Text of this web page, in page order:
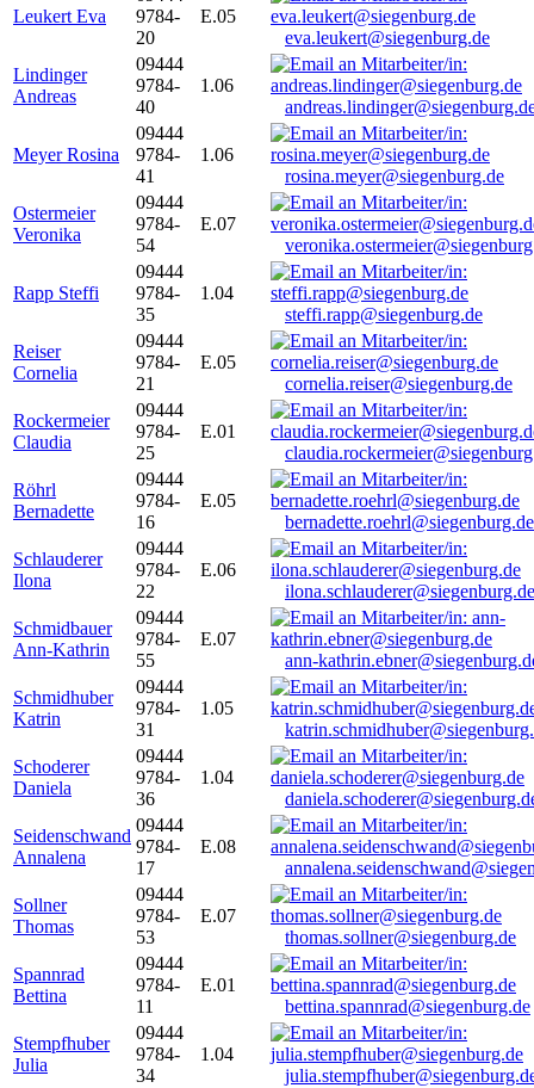
Leukert Eva
9784-
20
E.05
eva.leukert@siegenburg.de
Lindinger
Andreas
09444
9784-
40
1.06
Meyer Rosina
09444
9784-
41
1.06
rosina.meyer@siegenburg.de
Ostermeier
Veronika
09444
9784-
54
E.07
Rapp Steffi
09444
9784-
35
1.04
steffi.rapp@siegenburg.de
Reiser
Cornelia
09444
9784-
21
E.05
cornelia.reiser@siegenburg.de
Rockermeier
Claudia
09444
9784-
25
E.01
Röhrl
Bernadette
09444
9784-
16
E.05
bernadette.roehrl@siegenburg.de
Schlauderer
Ilona
09444
9784-
22
E.06
ilona.schlauderer@siegenburg.de
Schmidbauer
Ann-Kathrin
09444
9784-
55
E.07
ann-
Schmidhuber
Katrin
09444
9784-
31
1.05
Schoderer
Daniela
09444
9784-
36
1.04
Seidenschwand
Annalena
09444
9784-
17
E.08
Sollner
Thomas
09444
9784-
53
E.07
thomas.sollner@siegenburg.de
Spannrad
Bettina
09444
9784-
11
E.01
bettina.spannrad@siegenburg.de
Stempfhuber
Julia
09444
9784-
34
1.04